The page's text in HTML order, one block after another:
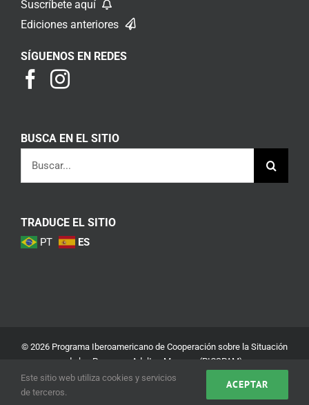
Suscríbete aquí
Ediciones anteriores
SÍGUENOS EN REDES
BUSCA EN EL SITIO
TRADUCE EL SITIO
PT ES
© 2026 Programa Iberoamericano de Cooperación sobre la Situación
de las Personas Adultas Mayores (PICSPAM)
Aviso Legal Política de Privacidad y Seguridad
Este sitio web utiliza cookies y servicios
de terceros.
ACEPTAR